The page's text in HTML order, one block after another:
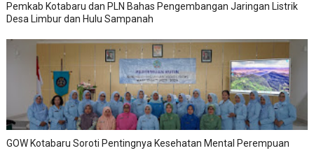
Pemkab Kotabaru dan PLN Bahas Pengembangan Jaringan Listrik
Desa Limbur dan Hulu Sampanah
GOW Kotabaru Soroti Pentingnya Kesehatan Mental Perempuan